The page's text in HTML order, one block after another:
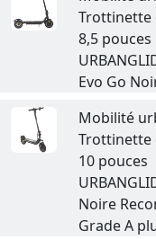
Trottinette
8,5 pouces
Evo Go
Mobilité
Trottinette
10 pouces
Noire
Grade A